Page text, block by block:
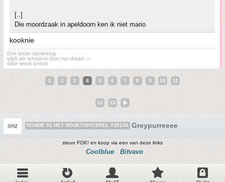
[..]
Die moordzaak in apeldoorn ken ik niet mario
kooknie
Een losse opmerking
glijdt als schaduw door het draad —
stilte wordt onrust
1 2 3 4 5 6 7 8 9 10 11
12 13
onz RONDE 91 HET DODETOPICSPEL #20136 Greypurreeee
steun FOK! en koop via een van deze links
Coolblue Bitvavo